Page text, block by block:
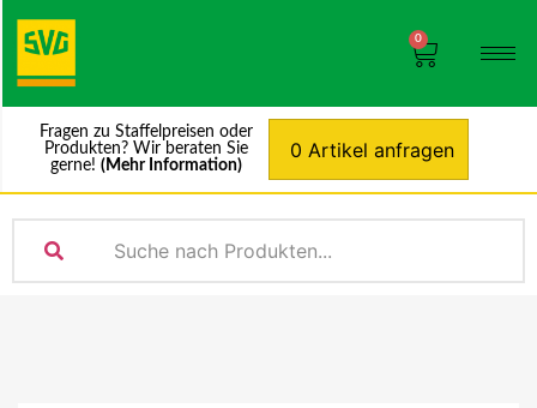
0
Fragen zu Staffelpreisen oder
Produkten? Wir beraten Sie
gerne! (Mehr Information)
0 Artikel anfragen